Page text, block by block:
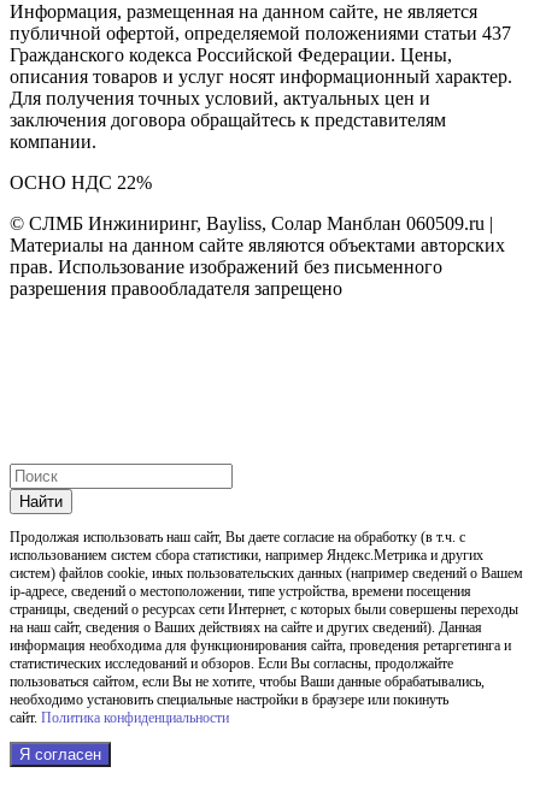
Информация, размещенная на данном сайте, не является
публичной офертой, определяемой положениями статьи 437
Гражданского кодекса Российской Федерации. Цены,
описания товаров и услуг носят информационный характер.
Для получения точных условий, актуальных цен и
заключения договора обращайтесь к представителям
компании.
ОСНО НДС 22%
© СЛМБ Инжиниринг, Bayliss, Солар Манблан 060509.ru |
Материалы на данном сайте являются объектами авторских
прав. Использование изображений без письменного
разрешения правообладателя запрещено
Найти
Продолжая использовать наш cайт, Вы даете согласие на обработку (в т.ч. с
использованием систем сбора статистики, например Яндекс.Метрика и других
систем) файлов cookie, иных пользовательских данных (например сведений о Вашем
ip-адресе, сведений о местоположении, типе устройства, времени посещения
страницы, сведений о ресурсах сети Интернет, с которых были совершены переходы
на наш сайт, сведения о Ваших действиях на сайте и других сведений). Данная
информация необходима для функционирования сайта, проведения ретаргетинга и
статистических исследований и обзоров. Если Вы согласны, продолжайте
пользоваться сайтом, если Вы не хотите, чтобы Ваши данные обрабатывались,
необходимо установить специальные настройки в браузере или покинуть
сайт. Политика конфиденциальности
Я согласен